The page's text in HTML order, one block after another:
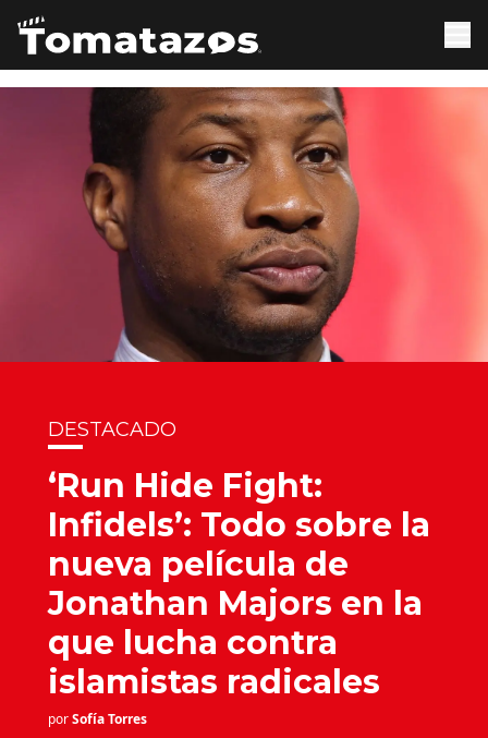
DESTACADO
‘Run Hide Fight:
Infidels’: Todo sobre la
nueva película de
Jonathan Majors en la
que lucha contra
islamistas radicales
porSofía Torres